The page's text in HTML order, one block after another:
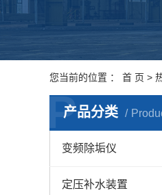
您当前的位置 ： 首 页 >
产品分类
P
变频除垢仪
定压补水装置